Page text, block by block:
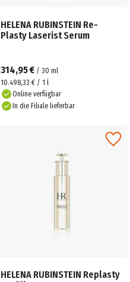
HELENA RUBINSTEIN Re-
Plasty Laserist Serum
314,95 € / 30 ml
10.498,33 € / 1 l
Online verfügbar
In die Filiale lieferbar
HELENA RUBINSTEIN Replasty